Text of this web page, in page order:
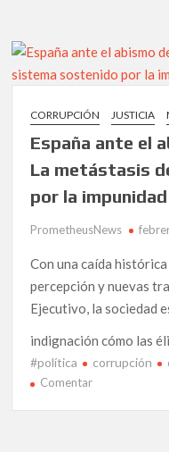
ALERTA:
NO
PUEDE
LA
CLOACA
DE
ANDALUCÍA”
CORRUPCIÓN JUSTICIA
España ante el
La metástasis
por la impunidad
PrometheusNews
Con una caída
percepción y nuevas
Ejecutivo, la sociedad
indignación cómo las
#política corrupción
Comentaren